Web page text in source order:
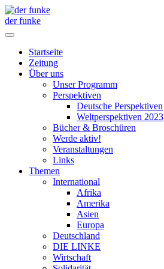
der funke
Startseite
Zeitung
Über uns
Unser Programm
Perspektiven
Deutsche Perspektiven
Weltperspektiven 2023
Bücher & Broschüren
Werde aktiv!
Veranstaltungen
Links
Themen
International
Afrika
Amerika
Asien
Europa
Deutschland
DIE LINKE
Wirtschaft